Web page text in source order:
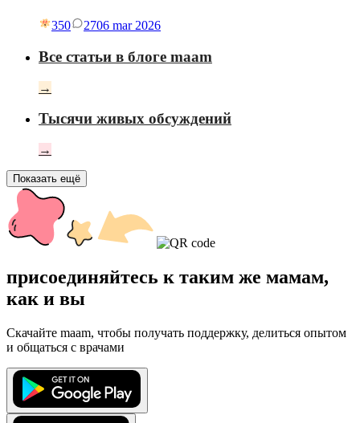
350 2706 mar 2026
Все статьи в блоге maam
→
Тысячи живых обсуждений
→
Показать ещё
присоединяйтесь к таким же мамам,
как и вы
Скачайте maam, чтобы получать поддержку, делиться опытом
и общаться с врачами